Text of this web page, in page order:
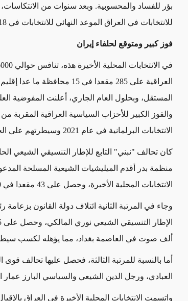
بؤر للفساد والمحسوبية. وبعد سنوات من
للانتخابات في العراق الموعد النهائي للانتخابات في 18 كانون الأول/ديسمبر.
فوز كبير ومتوقع لحلفاء إيران
العراقية على 285 مقعدا في 15
المستقل، وبحلول العام الجاري، أعلنت المفوضية
والفوز الكبير للأحزاب السياسية العراقية المقربة
الانتخابات البرلمانية في عام 2021 وسيطرتهم على الحكومة الحالية.
كان تحالف "نبني" التابع للإطار التنسيقي الشيعي
منظمة بدر أقدم الميليشيات الشيعية المسلحة
الانتخابات المحلية الأخيرة، وحصل على 43 مقعدا في 10 محافظات شيعية.
وجاء في المرتبة الثانية ائتلاف دولة القانون
ألف صوت في العاصمة بغداد، مما يؤهله لكسب
أما بالنسبة للمرتبة الثالثة، فحصل عليها تحالف
العبادي، ورجل الدين الشيعي والسياسي البارز عمار